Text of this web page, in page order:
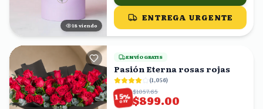
17 viendo
ENTREGA URGENTE
ENVÍO GRATIS
Pasión Eterna rosas rojas
(1,056)
15%
OFF
$1057.65
$899.00